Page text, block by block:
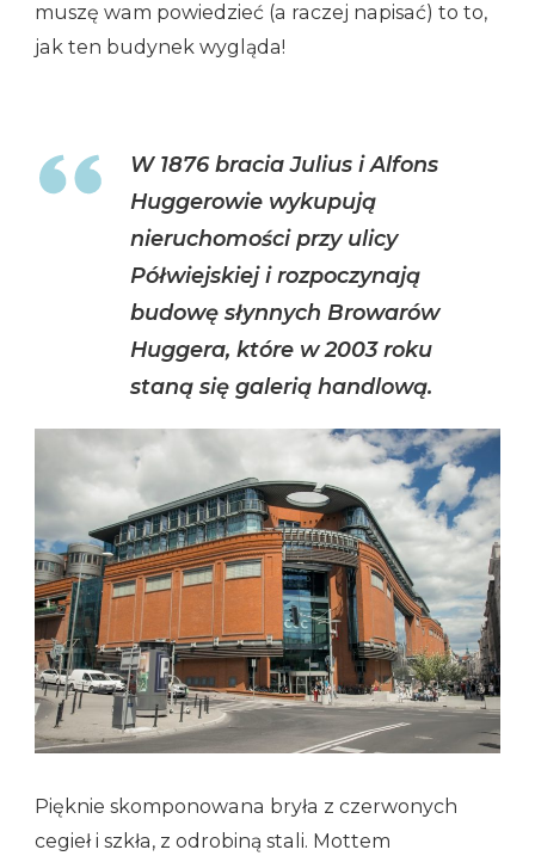
muszę wam powiedzieć (a raczej napisać) to to,
jak ten budynek wygląda!
W 1876 bracia Julius i Alfons
Huggerowie wykupują
nieruchomości przy ulicy
Półwiejskiej i rozpoczynają
budowę słynnych Browarów
Huggera, które w 2003 roku
staną się galerią handlową.
Pięknie skomponowana bryła z czerwonych
cegieł i szkła, z odrobiną stali. Mottem